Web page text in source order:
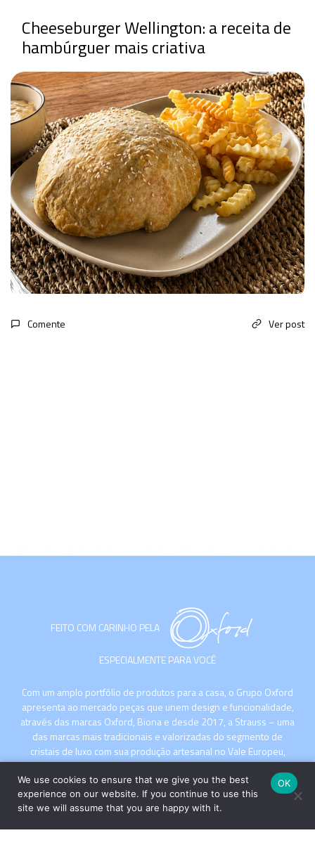
Cheeseburger Wellington: a receita de
hambúrguer mais criativa
Comente Ver post
FEITO COM CARINHO PELA
ESPECIALMENTE PARA VOCÊ
Com um amplo portfólio de produtos para a casa, o Grupo Oxford
apresenta ao mercado peças que unem design e funcionalidade,
através das marcas Oxford, Biona e desde 2017, a Strauss – uma
das marcas mais tradicionais e valorizadas do segmento de
cristais de luxo com sua produção artesanal no Vale Europeu,
Santa Catarina.
We use cookies to ensure that we give you the best
experience on our website. If you continue to use this
site we will assume that you are happy with it.
OK